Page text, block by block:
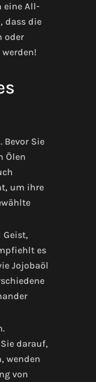
eine All-
dass die
oder
Sie
Ölen
um ihre
es
Jojobaöl
darauf,
wenden
von